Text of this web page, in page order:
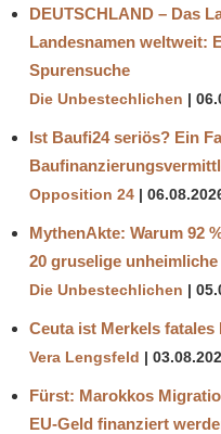
DEUTSCHLAND – Das
Landesnamen weltweit:
Spurensuche
Die Unbestechlichen
Ist Baufi24 seriös? Ein
Opposition 24
MythenAkte: Warum 92
20 gruselige
Die Unbestechlichen
Ceuta ist Merkels fatales
Vera Lengsfeld
Fürst: Marokkos
EU-Geld finanziert